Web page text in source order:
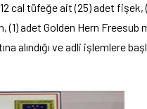
cal tüfeğe ait (25) adet fişek,
adet Golden Hern Freesub
alındığı ve adli işlemlere